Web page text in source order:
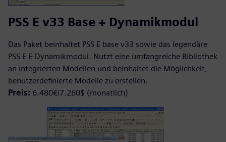
PSS E v33 Base + Dynamikmodul
Das Paket beinhaltet PSS E base v33 sowie das legendäre
PSS E E-Dynamikmodul. Nutzt eine umfangreiche Bibliothek
an integrierten Modellen und beinhaltet die Möglichkeit,
benutzerdefinierte Modelle zu erstellen.
Preis: 6.480€/7.260$ (monatlich)